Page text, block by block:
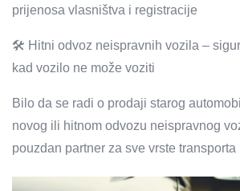
prijenosa vlasništva i registracije
🛠️ Hitni odvoz neispravnih vozila –
kad vozilo ne može voziti
Bilo da se radi o prodaji starog
novog ili hitnom odvozu neispravnog
pouzdan partner za sve vrste